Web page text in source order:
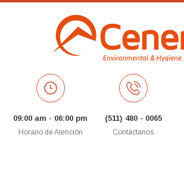
09:00 am - 06:00 pm
Horario de Atención
(511) 480 - 0065
Contáctanos